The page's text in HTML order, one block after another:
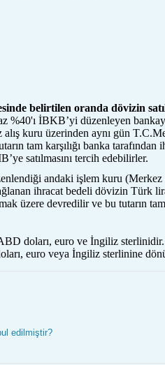
belirtilen oranda dövizin
İBKB’yi düzenleyen
kuru üzerinden aynı gün
tam karşılığı banka
satılmasını tercih edebilirler.
andaki işlem kuru (Merkez
ihracat bedeli dövizin Türk
üzere devredilir ve bu tutarın
doları, euro ve İngiliz
euro veya İngiliz sterlinine
edilmiştir?